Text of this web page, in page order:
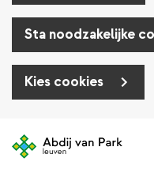
Sta noodzakelijke
Kies cookies
en